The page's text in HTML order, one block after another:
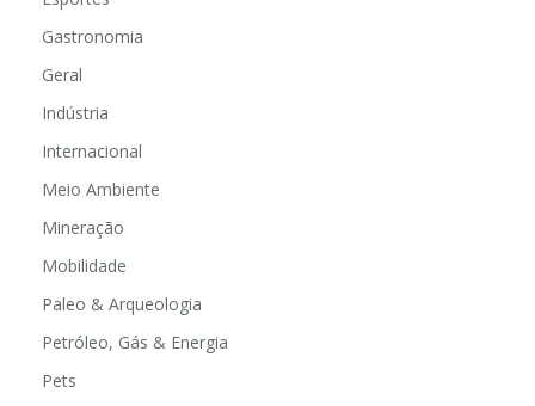
Gastronomia
Geral
Indústria
Internacional
Meio Ambiente
Mineração
Mobilidade
Paleo & Arqueologia
Petróleo, Gás & Energia
Pets